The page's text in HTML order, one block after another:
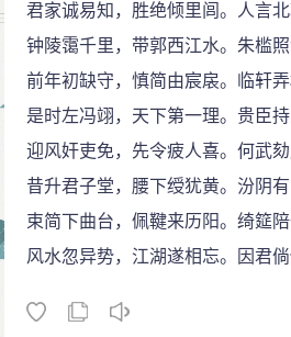
君家诚易知，胜绝倾里闾。人言
钟陵霭千里，带郭西江水。朱槛
前年初缺守，慎简由宸扆。临轩
是时左冯翊，天下第一理。贵臣
迎风奸吏免，先令疲人喜。何武
昔升君子堂，腰下绶犹黄。汾阴
束简下曲台，佩鞬来历阳。绮筵
风水忽异势，江湖遂相忘。因君